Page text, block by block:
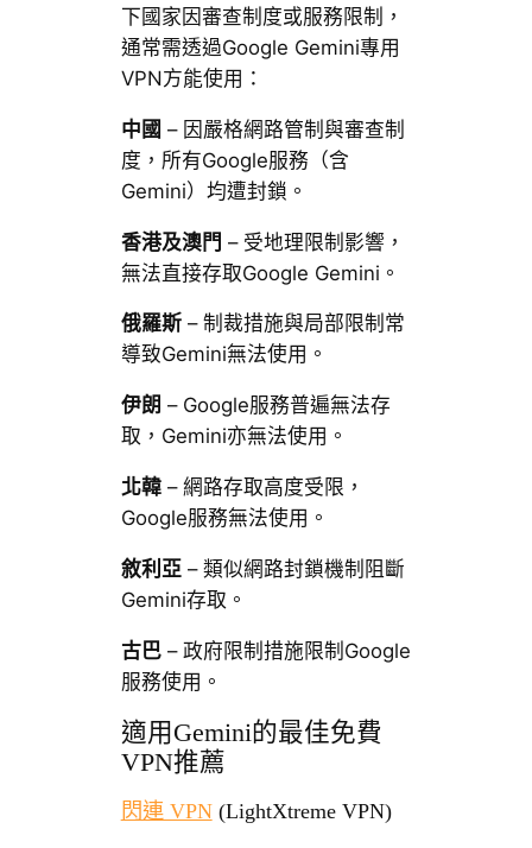
下國家因審查制度或服務限制，
通常需透過Google Gemini專用
VPN方能使用：
中國 – 因嚴格網路管制與審查制
度，所有Google服務（含
Gemini）均遭封鎖。
香港及澳門 – 受地理限制影響，
無法直接存取Google Gemini。
俄羅斯– 制裁措施與局部限制常
導致Gemini無法使用。
伊朗 – Google服務普遍無法存
取，Gemini亦無法使用。
北韓– 網路存取高度受限，
Google服務無法使用。
敘利亞– 類似網路封鎖機制阻斷
Gemini存取。
古巴– 政府限制措施限制Google
服務使用。
適用Gemini的最佳免費
VPN推薦
閃連 VPN(LightXtreme VPN)